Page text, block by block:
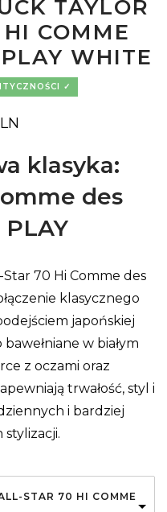
TAYLOR
COMME
WHITE
klasyka:
des
70 Hi Comme des
klasycznego
japońskiej
w białym
z oczami oraz
trwałość, styl i
i bardziej
STAR 70 HI COMME